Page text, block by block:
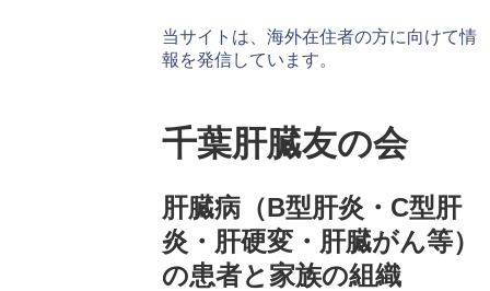
当サイトは、海外在住者の方に向けて情
報を発信しています。
千葉肝臓友の会
肝臓病（B型肝炎・C型肝
炎・肝硬変・肝臓がん等）
の患者と家族の組織